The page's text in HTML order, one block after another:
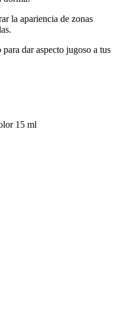
la apariencia de zonas
dar aspecto jugoso a tus
15 ml